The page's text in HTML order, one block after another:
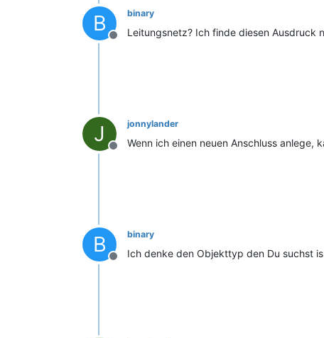
B
Offline
binary
Leitungsnetz? Ich finde diesen Ausdruck
J
Offline
jonnylander
Wenn ich einen neuen Anschluss
B
Offline
binary
Ich denke den Objekttyp den Du suchst